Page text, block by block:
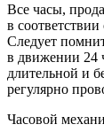
Все часы,
в
Следует
в движении 24
длительной и
регулярно
Часовой